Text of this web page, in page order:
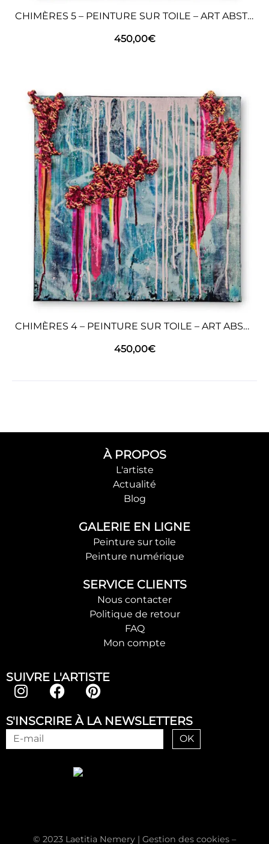
CHIMÈRES 5 – PEINTURE SUR TOILE – ART ABSTRAIT
450,00€
CHIMÈRES 4 – PEINTURE SUR TOILE – ART ABSTRAIT
450,00€
À PROPOS
L'artiste
Actualité
Blog
GALERIE EN LIGNE
Peinture sur toile
Peinture numérique
SERVICE CLIENTS
Nous contacter
Politique de retour
FAQ
Mon compte
SUIVRE L'ARTISTE
S'INSCRIRE À LA NEWSLETTERS
OK
© 2023 Laetitia Nemery | Gestion des cookies –